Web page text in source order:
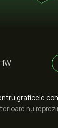
1W
graficele
nu